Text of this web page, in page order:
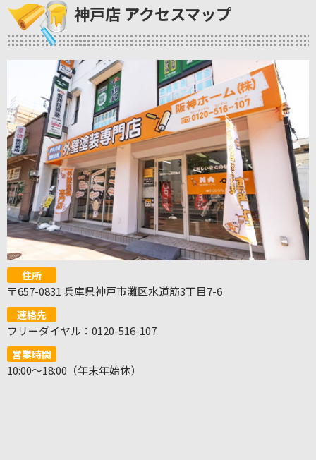
神戸店 アクセスマップ
住所
〒657-0831 兵庫県神戸市灘区水道筋3丁目7-6
連絡先
フリーダイヤル：0120-516-107
営業時間
10:00～18:00（年末年始休）